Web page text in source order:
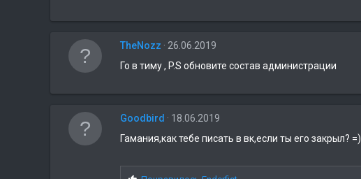
TheNozz
26.06.2019
Го в тиму , P.S обновите состав администрации
Goodbird
18.06.2019
Гамания,как тебе писать в вк,если ты его закрыл? =)